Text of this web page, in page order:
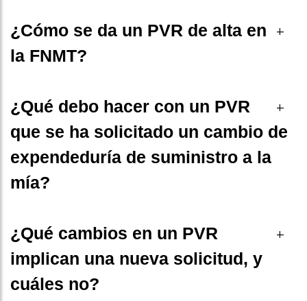
+
¿Cómo se da un PVR de alta en
la FNMT?
+
¿Qué debo hacer con un PVR
que se ha solicitado un cambio de
expendeduría de suministro a la
mía?
+
¿Qué cambios en un PVR
implican una nueva solicitud, y
cuáles no?